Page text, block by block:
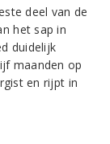
deel van de
het sap in
duidelijk
maanden op
en rijpt in